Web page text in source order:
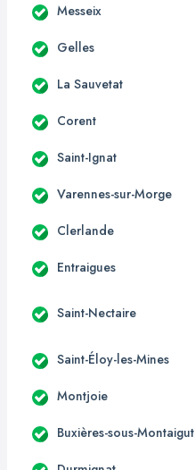
Messeix
Gelles
La Sauvetat
Corent
Saint-Ignat
Varennes-sur-Morge
Clerlande
Entraigues
Saint-Nectaire
Saint-Éloy-les-Mines
Montjoie
Buxières-sous-Montaigut